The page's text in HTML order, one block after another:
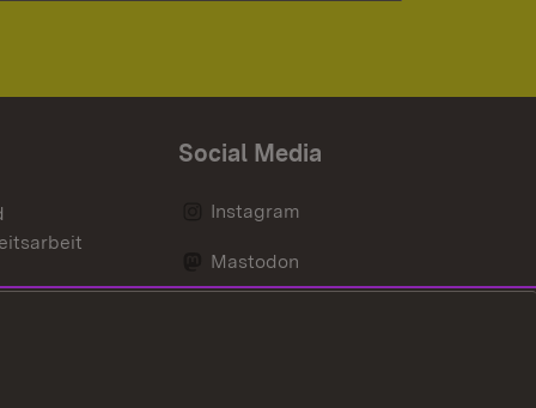
Social Media
Instagram
Mastodon